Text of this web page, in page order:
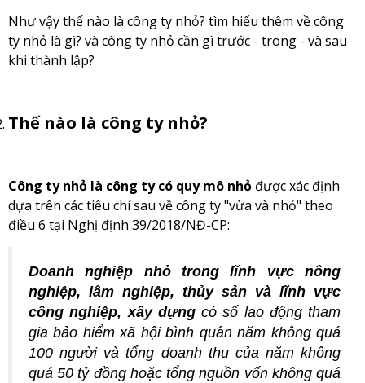
Như vậy thế nào là công ty nhỏ? tìm hiểu thêm về công
ty nhỏ là gì? và công ty nhỏ cần gì trước - trong - và sau
khi thành lập?
Thế nào là công ty nhỏ?
Công ty nhỏ là công ty có quy mô nhỏ được xác định
dựa trên các tiêu chí sau về công ty "vừa và nhỏ" theo
điều 6 tại Nghị định 39/2018/NĐ-CP:
Doanh nghiệp nhỏ trong lĩnh vực nông
nghiệp, lâm nghiệp, thủy sản và lĩnh vực
công nghiệp, xây dựngcó số lao động tham
gia bảo hiểm xã hội bình quân năm không quá
100 người và tổng doanh thu của năm không
quá 50 tỷ đồng hoặc tổng nguồn vốn không quá